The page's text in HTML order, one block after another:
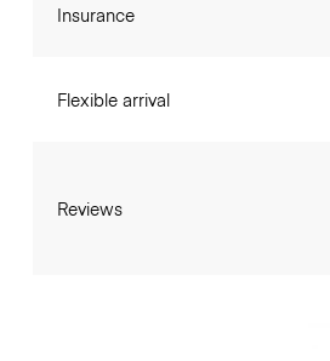
Insurance
Flexible arrival
Reviews